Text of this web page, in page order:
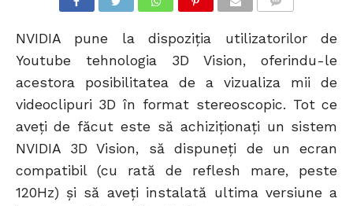
NVIDIA pune la dispoziția utilizatorilor de
Youtube tehnologia 3D Vision, oferindu-le
acestora posibilitatea de a vizualiza mii de
videoclipuri 3D în format stereoscopic. Tot ce
aveți de făcut este să achiziționați un sistem
NVIDIA 3D Vision, să dispuneți de un ecran
compatibil (cu rată de reflesh mare, peste
120Hz) și să aveți instalată ultima versiune a